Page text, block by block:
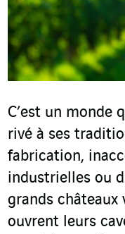
C’est un monde
rivé à ses
fabrication,
industrielles ou
grands
ouvrent leurs